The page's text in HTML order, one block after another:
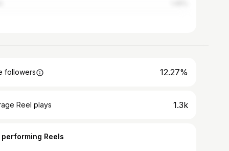
followers 12.27%
Reel plays 1.3k
performing Reels